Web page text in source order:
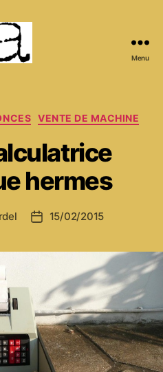
Menu
CatégoriesVENTE DE MACHINE
hermes
Date15/02/2015